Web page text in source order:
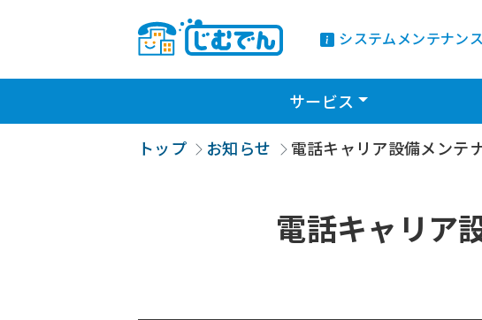
システムメンテナン
サービス Toggle
トップ お知らせ 電話キャリア設備メンテ
電話キャリア